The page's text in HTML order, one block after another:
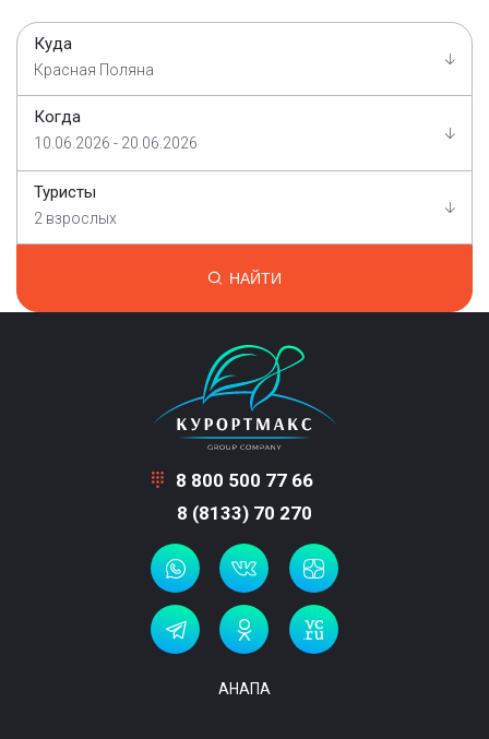
Куда
Красная Поляна
Когда
10.06.2026 - 20.06.2026
Туристы
2 взрослых
НАЙТИ
8 800 500 77 66
8 (8133) 70 270
АНАПА